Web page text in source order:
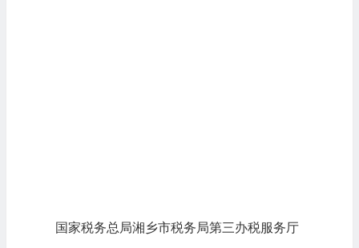
国家税务总局湘乡市税务局第三办税服务厅